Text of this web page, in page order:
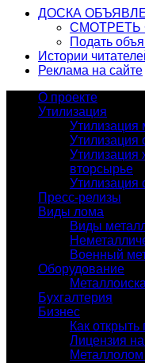
ДОСКА
СМОТРЕТЬ
Подать
Истории
Реклама на сайте
О проекте
Утилизация
Утилизация
Утилизация
вторсырье
Утилизация
Пресс-релизы
Виды лома
Виды
Военный
Оборудование
Бухгалтерия
Бизнес
Как
Лицензия